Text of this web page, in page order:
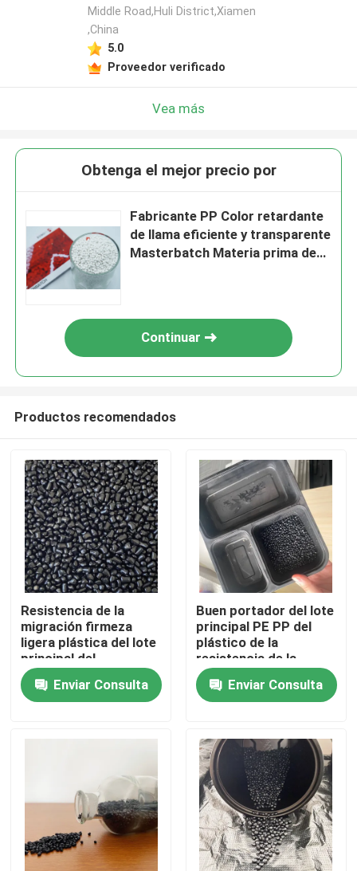
En casa
Productos
Los vídeos
Sobre nosotros
Control de calidad
Contacta con nosotros
Middle Road,Huli District,Xiamen
,China
5.0
Proveedor verificado
Vea más
Obtenga el mejor precio por
Fabricante PP Color retardante
de llama eficiente y transparente
Masterbatch Materia prima de
Continuar
Productos recomendados
Resistencia de la
migración firmeza
ligera plástica del lote
principal del
picosegundo del
ANIMAL DOMÉSTICO
de la PC buena de la
Enviar Consulta
Buen portador del lote
principal PE PP del
plástico de la
resistencia de la
migración
Enviar Consulta